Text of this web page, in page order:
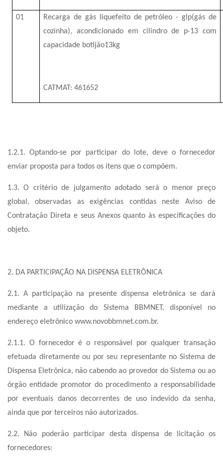
01
Recarga de gás liquefeito de petróleo - glp(gás de
cozinha), acondicionado em cilindro de p-13 com
capacidade botijão13kg
CATMAT: 461652
1.2.1. Optando-se por participar do lote, deve o fornecedor
enviar proposta para todos os itens que o compõem.
1.3. O critério de julgamento adotado será o menor preço
global, observadas as exigências contidas neste Aviso de
Contratação Direta e seus Anexos quanto às especificações do
objeto.
2. DA PARTICIPAÇÃO NA DISPENSA ELETRÔNICA
2.1. A participação na presente dispensa eletrônica se dará
mediante a utilização do Sistema BBMNET, disponível no
endereço eletrônico www.novobbmnet.com.br.
2.1.1. O fornecedor é o responsável por qualquer transação
efetuada diretamente ou por seu representante no Sistema de
Dispensa Eletrônica, não cabendo ao provedor do Sistema ou ao
órgão entidade promotor do procedimento a responsabilidade
por eventuais danos decorrentes de uso indevido da senha,
ainda que por terceiros não autorizados.
2.2. Não poderão participar desta dispensa de licitação os
fornecedores: